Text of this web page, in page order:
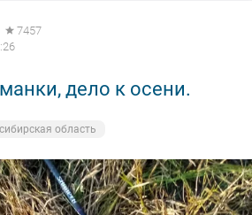
7457
дело к осени.
область